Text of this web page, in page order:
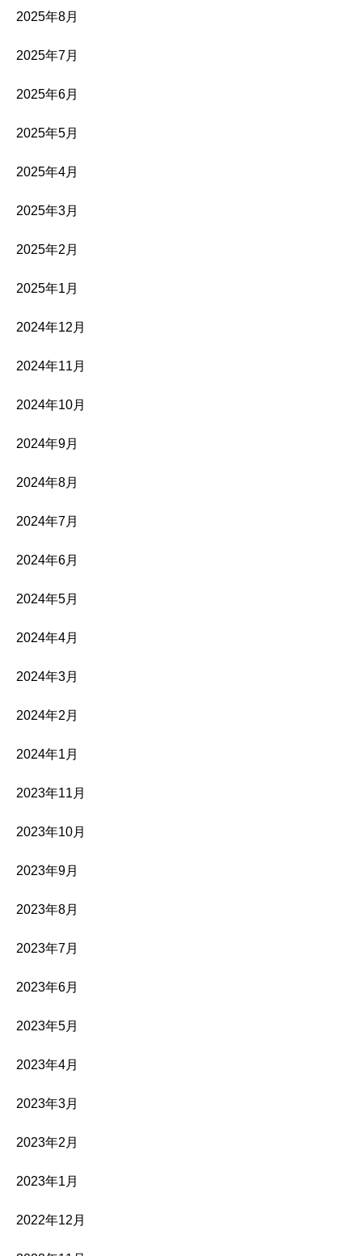
2025年8月
2025年7月
2025年6月
2025年5月
2025年4月
2025年3月
2025年2月
2025年1月
2024年12月
2024年11月
2024年10月
2024年9月
2024年8月
2024年7月
2024年6月
2024年5月
2024年4月
2024年3月
2024年2月
2024年1月
2023年11月
2023年10月
2023年9月
2023年8月
2023年7月
2023年6月
2023年5月
2023年4月
2023年3月
2023年2月
2023年1月
2022年12月